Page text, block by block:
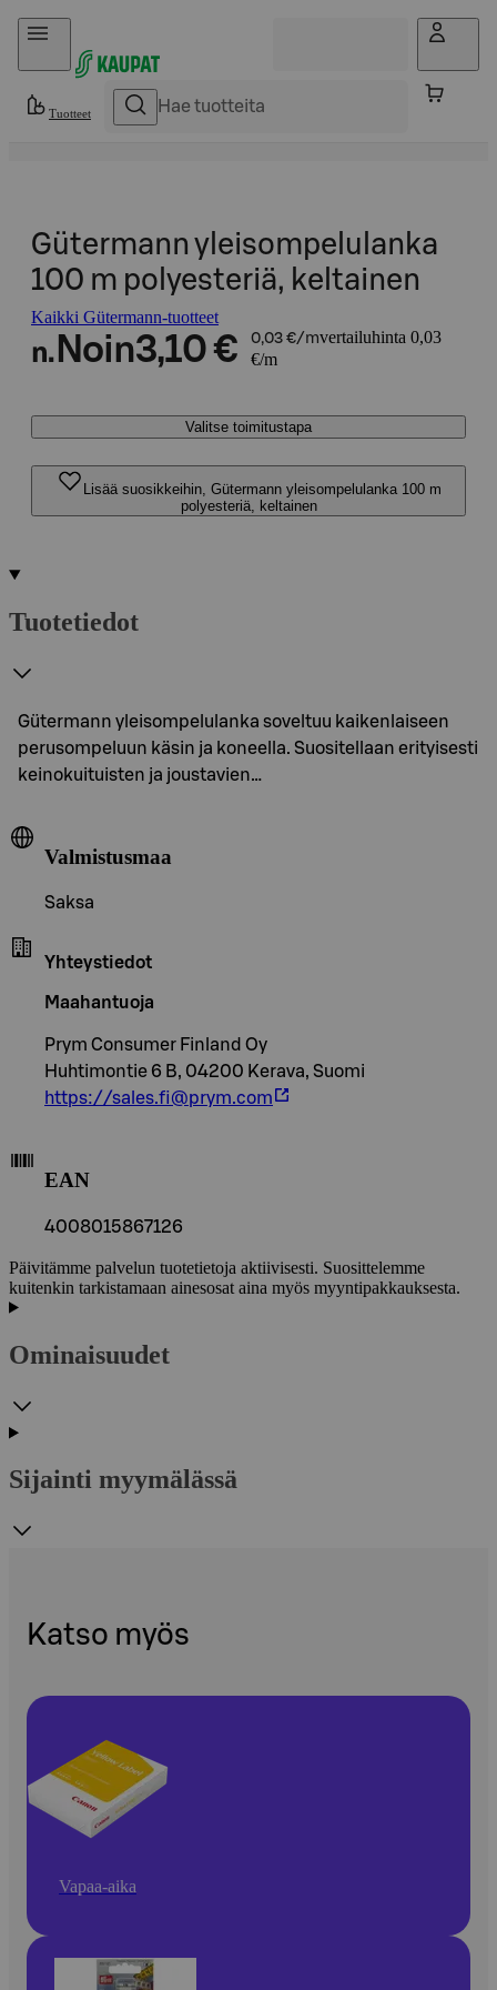
Hyppää sisältöön
Tuotteet
Gütermann yleisompelulanka
100 m polyesteriä, keltainen
Kaikki Gütermann-tuotteet
n. Noin3,10 € 0,03 €/mvertailuhinta 0,03
€/m
Valitse toimitustapa
Lisää suosikkeihin, Gütermann yleisompelulanka 100 m
polyesteriä, keltainen
Tuotetiedot
Gütermann yleisompelulanka soveltuu kaikenlaiseen
perusompeluun käsin ja koneella. Suositellaan erityisesti
keinokuituisten ja joustavien…
Valmistusmaa
Saksa
Yhteystiedot
Maahantuoja
Prym Consumer Finland Oy
Huhtimontie 6 B, 04200 Kerava, Suomi
https://sales.fi@prym.com
EAN
4008015867126
Päivitämme palvelun tuotetietoja aktiivisesti. Suosittelemme
kuitenkin tarkistamaan ainesosat aina myös myyntipakkauksesta.
Ominaisuudet
Sijainti myymälässä
Katso myös
Vapaa-aika